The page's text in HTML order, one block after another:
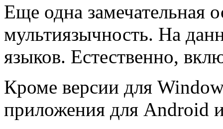
Еще одна замечательная
мультиязычность. На
языков. Естественно,
Кроме версии для
приложения для Android